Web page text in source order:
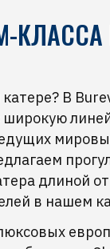
В
длиной
в нашем